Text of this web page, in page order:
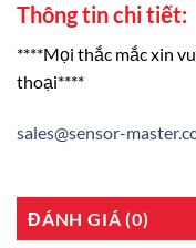
Thông tin chi tiết:
****Mọi thắc mắc xin
thoại****
sales@sensor-
ĐÁNH GIÁ (0)